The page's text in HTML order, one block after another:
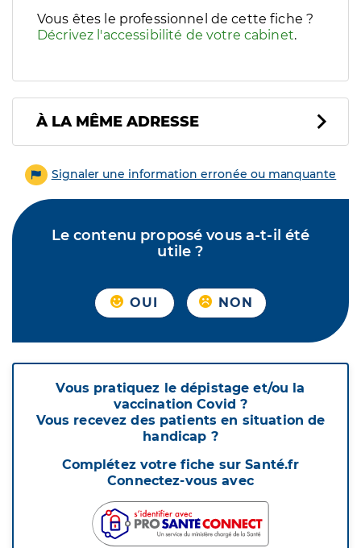
Vous êtes le professionnel de cette fiche ?
Décrivez l'accessibilité de votre cabinet.
À LA MÊME ADRESSE
Signaler une information erronée ou manquante
Le contenu proposé vous a-t-il été
utile ?
OUI NON
Vous pratiquez le dépistage et/ou la
vaccination Covid ?
Vous recevez des patients en situation de
handicap ?
Complétez votre fiche sur Santé.fr
Connectez-vous avec